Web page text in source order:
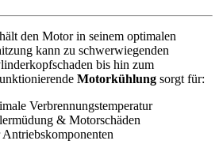
den Motor in seinem optimalen
kann zu schwerwiegenden
bis hin zum
Motorkühlung sorgt für:
Verbrennungstemperatur
& Motorschäden
Antriebskomponenten